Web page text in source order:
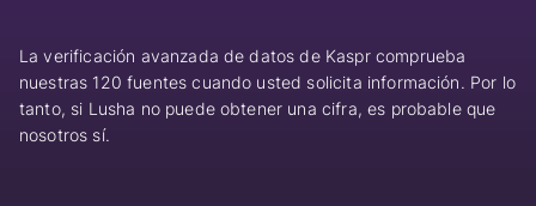
La verificación avanzada de datos de Kaspr comprueba
nuestras 120 fuentes cuando usted solicita información. Por lo
tanto, si Lusha no puede obtener una cifra, es probable que
nosotros sí.